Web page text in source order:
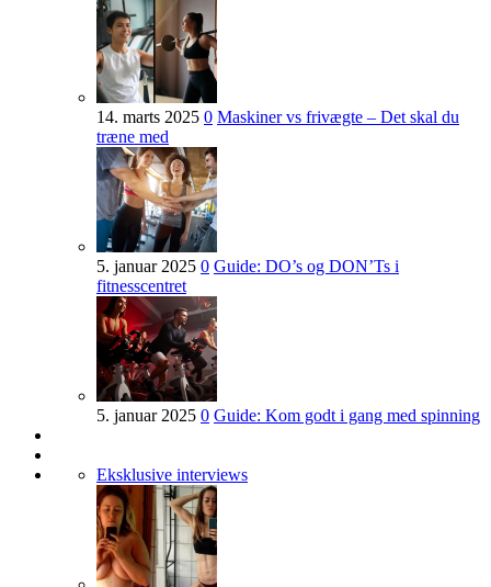
14. marts 2025 0 Maskiner vs frivægte – Det skal du
træne med
5. januar 2025 0 Guide: DO’s og DON’Ts i
fitnesscentret
5. januar 2025 0 Guide: Kom godt i gang med spinning
Eksklusive interviews